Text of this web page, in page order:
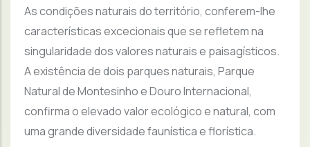
As condições naturais do território, conferem-lhe
características excecionais que se refletem na
singularidade dos valores naturais e paisagísticos.
A existência de dois parques naturais, Parque
Natural de Montesinho e Douro Internacional,
confirma o elevado valor ecológico e natural, com
uma grande diversidade faunística e florística.